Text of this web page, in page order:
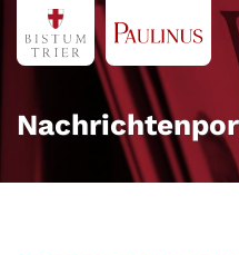
Zum Inhalt springen